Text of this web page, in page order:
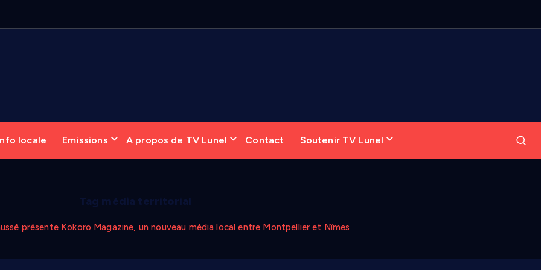
locale Emissions A propos de TV Lunel Contact Soutenir TV Lunel
Tag média territorial
présente Kokoro Magazine, un nouveau média local entre Montpellier et Nîmes